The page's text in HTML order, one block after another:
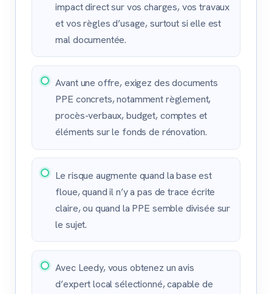
impact direct sur vos charges, vos travaux
et vos règles d’usage, surtout si elle est
mal documentée.
Avant une offre, exigez des documents
PPE concrets, notamment règlement,
procès-verbaux, budget, comptes et
éléments sur le fonds de rénovation.
Le risque augmente quand la base est
floue, quand il n’y a pas de trace écrite
claire, ou quand la PPE semble divisée sur
le sujet.
Avec Leedy, vous obtenez un avis
d’expert local sélectionné, capable de